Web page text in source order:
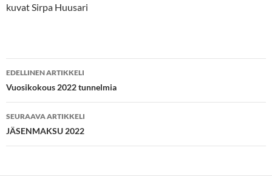
kuvat Sirpa Huusari
Artikkelien
selaus
EDELLINEN ARTIKKELI
Vuosikokous 2022 tunnelmia
SEURAAVA ARTIKKELI
JÄSENMAKSU 2022